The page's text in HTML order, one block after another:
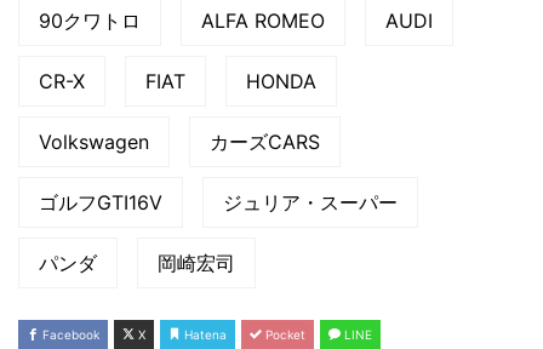
90クワトロ ALFA ROMEO AUDI
CR-X FIAT HONDA
Volkswagen カーズCARS
ゴルフGTI16V ジュリア・スーパー
パンダ 岡崎宏司
Facebook X Hatena Pocket LINE